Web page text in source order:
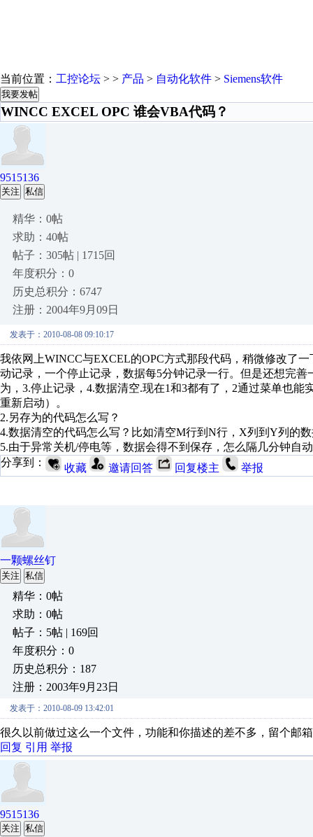
当前位置： 工控论坛 > > 产品 > 自动化软件 > Siemens软件
我要发帖
WINCC EXCEL OPC 谁会VBA代码？
9515136
关注 私信
精华：0帖
求助：40帖
帖子：305帖 | 1715回
年度积分：0
历史总积分：6747
注册：2004年9月09日
发表于：2010-08-08 09:10:17
我依网上WINCC与EXCEL的OPC方式那段代码，稍微修改了
动记录，一个停止记录，数据每5分钟记录一行。但是还想完
为，3.停止记录，4.数据清空.现在1和3都有了，2通过菜单也
重新启动）。
2.另存为的代码怎么写？
4.数据清空的代码怎么写？比如清空M行到N行，X列到Y列的
5.由于异常关机/停电等，数据会得不到保存，怎么隔几分钟自
分享到：
收藏 邀请回答 回复楼主 举报
一颗螺丝钉
关注 私信
精华：0帖
求助：0帖
帖子：5帖 | 169回
年度积分：0
历史总积分：187
注册：2003年9月23日
发表于：2010-08-09 13:42:01
很久以前做过这么一个文件，功能和你描述的差不多，留个邮
回复 引用 举报
9515136
关注 私信